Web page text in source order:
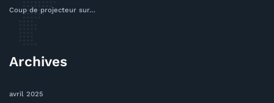
Coup de projecteur sur…
Archives
avril 2025